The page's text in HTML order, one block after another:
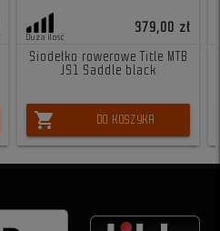
Duża ilość
379,00 zł
Siodełko rowerowe Title MTB
JS1 Saddle black
shopping_cart DO KOSZYKA